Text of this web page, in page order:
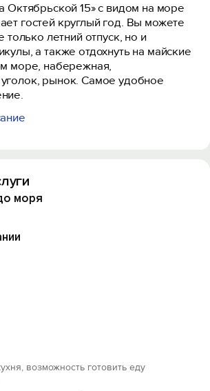
Октябрьской 15» с видом на море
гостей круглый год. Вы можете
только летний отпуск, но и
а также отдохнуть на майские
море, набережная,
рынок. Самое удобное
на море. Есть большой
большое помещения для
мероприятий. В зимний период
столовая не работает.
(некрупных пород).
чисто, тихо.
моря
возможность готовить еду